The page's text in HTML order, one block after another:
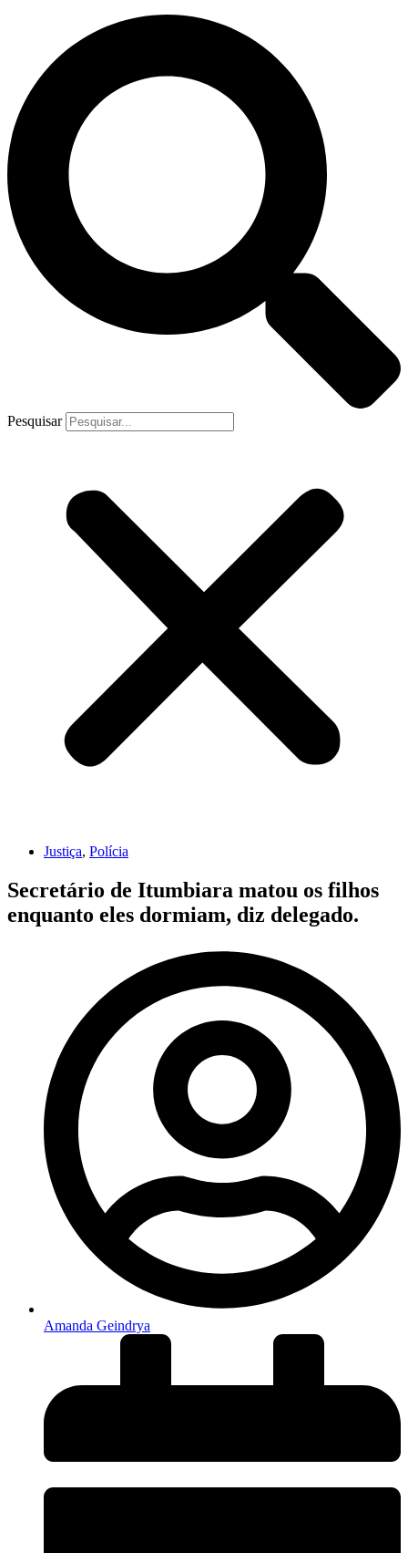
Pesquisar
Justiça, Polícia
Secretário de Itumbiara matou os filhos
enquanto eles dormiam, diz delegado.
Amanda Geindrya